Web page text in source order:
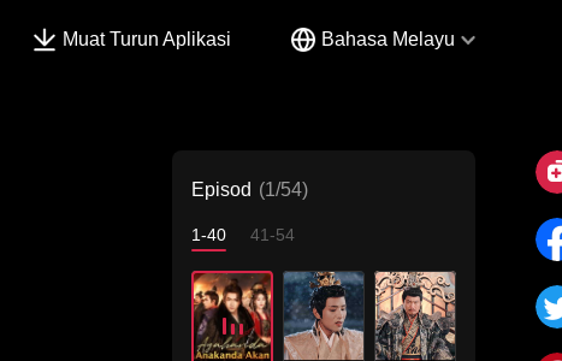
Muat Turun Aplikasi Bahasa Melayu
Episod (1/54)
1-40 41-54